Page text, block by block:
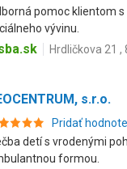
pomoc klientom
vývinu.
Hrdličkova 21
s.r.o.
Pridať
detí s vrodenými
formou.